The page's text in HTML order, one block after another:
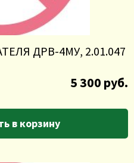
ДРВ-4МУ, 2.01.047
5 300 руб.
в корзину